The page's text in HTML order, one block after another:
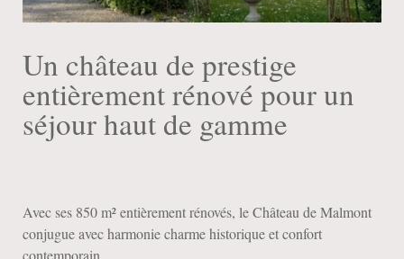
Un château de prestige
entièrement rénové pour un
séjour haut de gamme
Avec ses 850 m² entièrement rénovés, le Château de Malmont
conjugue avec harmonie charme historique et confort
contemporain.